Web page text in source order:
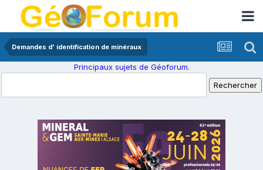
Demandes d' identification de minéraux
Principaux sujets de Géoforum.